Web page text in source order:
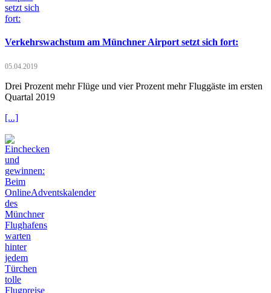
Verkehrswachstum am Münchner Airport setzt sich fort:
05.04.2019
Drei Prozent mehr Flüge und vier Prozent mehr Fluggäste im ersten
Quartal 2019
[...]